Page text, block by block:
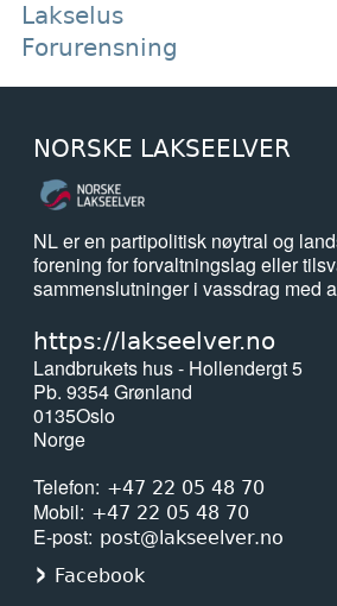
Lakselus
Forurensning
NORSKE LAKSEELVER
NL er en partipolitisk nøytral og
forening for forvaltningslag eller
sammenslutninger i vassdrag med
https://lakseelver.no
Landbrukets hus - Hollendergt 5
Pb. 9354 Grønland
0135Oslo
Norge
Telefon
+47 22 05 48 70
Mobil +47 22 05 48 70
E-post post@lakseelver.no
Facebook